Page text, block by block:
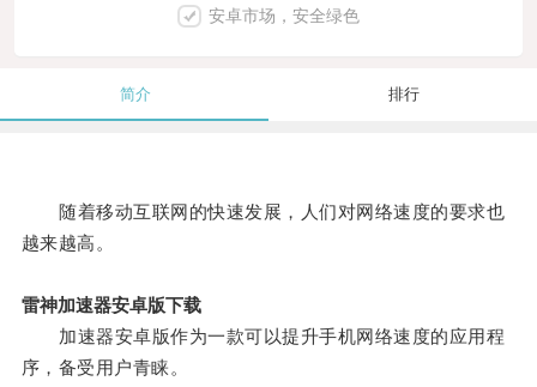
安卓市场，安全绿色
简介 排行
随着移动互联网的快速发展，人们对网络速度的要求也
越来越高。
雷神加速器安卓版下载
加速器安卓版作为一款可以提升手机网络速度的应用程
序，备受用户青睐。